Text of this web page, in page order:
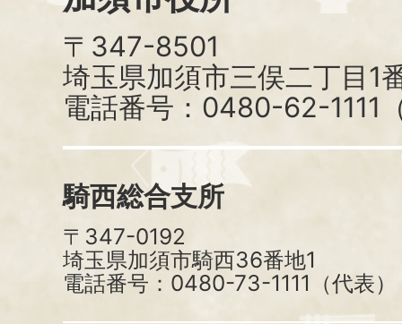
〒347-8501
埼玉県加須市三俣二丁目1
電話番号：0480-62-1111
騎西総合支所
〒347-0192
埼玉県加須市騎西36番地1
電話番号：0480-73-1111（代表）